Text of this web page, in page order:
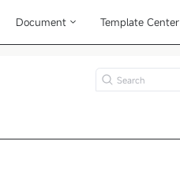
Document Template Center